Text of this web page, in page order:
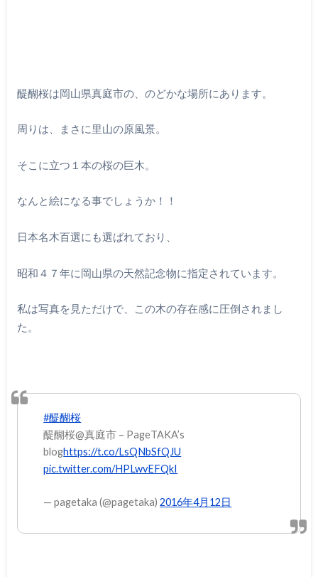
醍醐桜は岡山県真庭市の、のどかな場所にあります。
周りは、まさに里山の原風景。
そこに立つ１本の桜の巨木。
なんと絵になる事でしょうか！！
日本名木百選にも選ばれており、
昭和４７年に岡山県の天然記念物に指定されています。
私は写真を見ただけで、この木の存在感に圧倒されまし
た。
#醍醐桜
醍醐桜@真庭市 – PageTAKA’s
bloghttps://t.co/LsQNbSfQJU
pic.twitter.com/HPLwvEFQkI
— pagetaka (@pagetaka)2016年4月12日